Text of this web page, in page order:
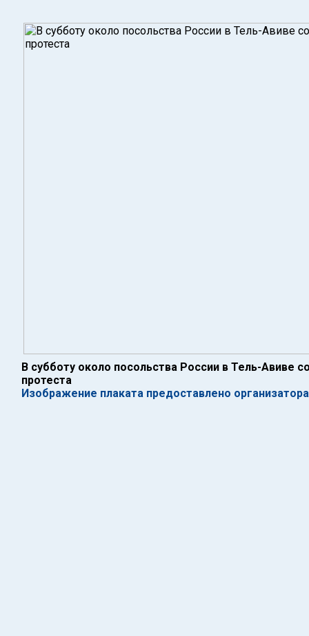
В субботу около посольства России в Тель-Авиве
протеста
Изображение плаката предоставлено